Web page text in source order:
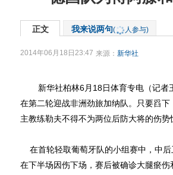
正文 我来说两句( 人参与)
2014年06月18日23:47 来源： 新华社
新华社柏林6月18日体育专电（记者
在第二轮迎战非洲劲旅加纳队。只要舀
主教练勒夫不得不为两位后防大将的伤势
在首轮轻取葡萄牙队的小组赛中，中
在下半场因伤下场，赛后被确诊大腿瘀